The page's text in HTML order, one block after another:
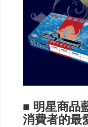
■ 明星商品
消費者的最